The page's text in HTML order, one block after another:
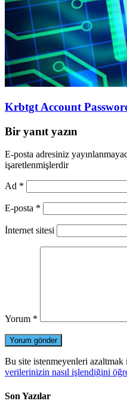
Krbtgt Account
Bir yanıt yazın
E-posta adresiniz
işaretlenmişlerdir
Ad *
E-posta *
İnternet sitesi
Yorum *
Bu site istenmeyenleri azaltmak
verilerinizin nasıl işlendiğini
Son Yazılar